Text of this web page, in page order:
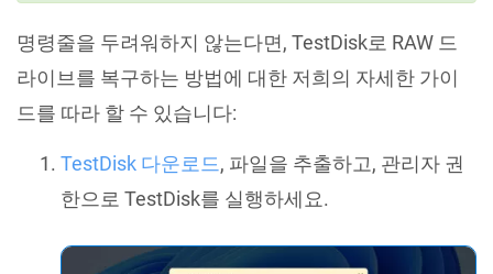
명령줄을 두려워하지 않는다면, TestDisk로 RAW 드
라이브를 복구하는 방법에 대한 저희의 자세한 가이
드를 따라 할 수 있습니다:
TestDisk 다운로드, 파일을 추출하고, 관리자 권
한으로 TestDisk를 실행하세요.